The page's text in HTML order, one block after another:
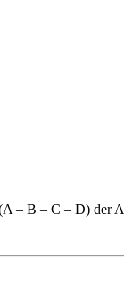
– B – C – D) der